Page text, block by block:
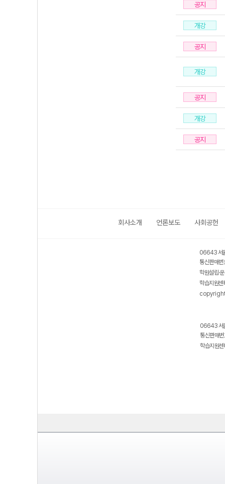
공지
개강
공지
개강
공지
개강
공지
회사소개 언론보도 사회공헌
06643 서
통신판매
학원설립·
학습지원
06643 서
통신판매
학습지원